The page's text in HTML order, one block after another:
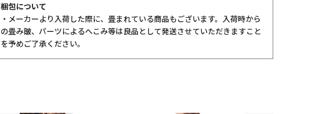
梱包について
・メーカーより入荷した際に、畳まれている商品もございます。入荷時から
の畳み皺、パーツによるへこみ等は良品として発送させていただきますこと
を予めご了承ください。